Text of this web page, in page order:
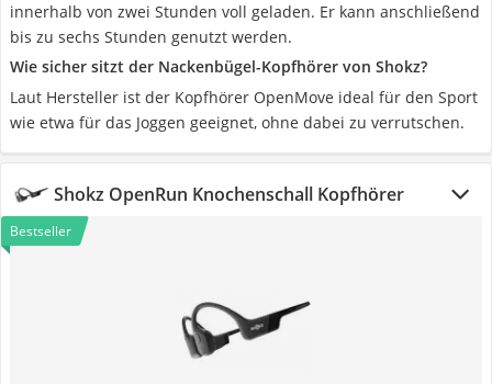
innerhalb von zwei Stunden voll geladen. Er kann anschließend
bis zu sechs Stunden genutzt werden.
Wie sicher sitzt der Nackenbügel-Kopfhörer von Shokz?
Laut Hersteller ist der Kopfhörer OpenMove ideal für den Sport
wie etwa für das Joggen geeignet, ohne dabei zu verrutschen.
Shokz OpenRun Knochenschall Kopfhörer
Bestseller